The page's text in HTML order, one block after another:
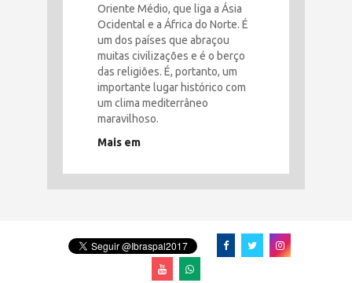
Oriente Médio, que liga a Ásia
Ocidental e a África do Norte. É
um dos países que abraçou
muitas civilizações e é o berço
das religiões. É, portanto, um
importante lugar histórico com
um clima mediterrâneo
maravilhoso.
Mais em